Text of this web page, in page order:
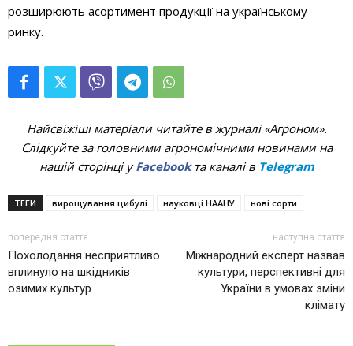
розширюють асортимент продукції на українському
ринку.
Найсвіжіші матеріали читайте в журналі «Агроном».
Слідкуйте за головними агрономічними новинами на
нашій сторінці уFacebookта каналі в Telegram
ТЕГИ вирощування цибулі науковці НААНУ нові сорти
попередня стаття
Похолодання несприятливо
вплинуло на шкідників
озимих культур
наступна стаття
Міжнародний експерт назвав
культури, перспективні для
України в умовах зміни
клімату